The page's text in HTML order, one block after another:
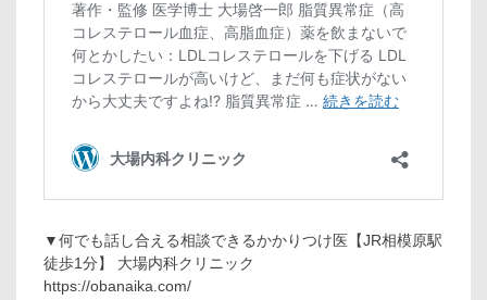
▼何でも話し合える相談できるかかりつけ医【JR相模原駅
徒歩1分】 大場内科クリニック
https://obanaika.com/